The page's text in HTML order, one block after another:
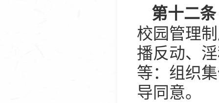
第十二条
校园管理
播反动、
等：组织
导同意。